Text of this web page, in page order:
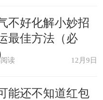
仁，预示梦者近
不好化解小妙招
最佳方法（必
读 12月9日
能还不知道红包